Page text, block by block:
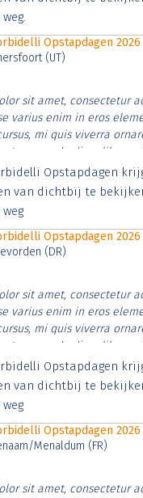
Opstapdagen 2026
(UT)
sit amet, consectetur
varius enim in eros
mi quis viverra
ut commodo diam libero
nibh et justo cursus id
ut sem vitae risus
Opstapdagen
van dichtbij te
Opstapdagen 2026
(DR)
sit amet, consectetur
varius enim in eros
mi quis viverra
ut commodo diam libero
nibh et justo cursus id
ut sem vitae risus
Opstapdagen
van dichtbij te
Opstapdagen 2026
Menaldum (FR)
sit amet, consectetur